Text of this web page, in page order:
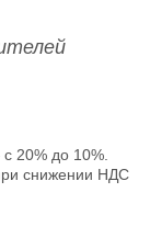
20% до 10%.
снижении НДС